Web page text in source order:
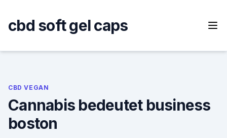
content
cbd soft gel caps
CBD VEGAN
Cannabis bedeutet business
boston